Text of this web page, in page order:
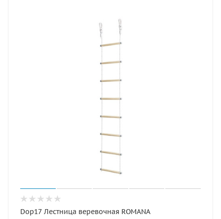
Dop17 Лестница веревочная ROMANA